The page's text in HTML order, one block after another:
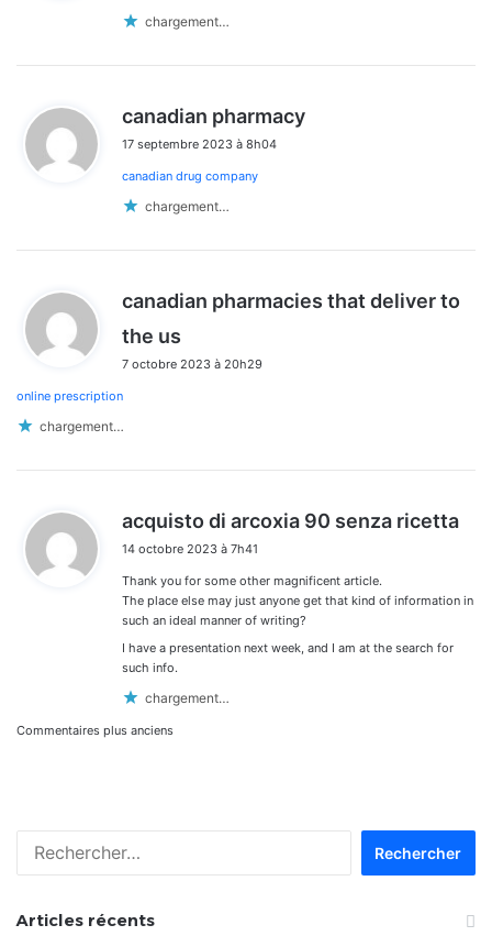
chargement…
canadian pharmacy
17 septembre 2023 à 8h04
canadian drug company
chargement…
canadian pharmacies that deliver to
the us
t
7 octobre 2023 à 20h29
online prescription
chargement…
acquisto di arcoxia 90 senza ricetta
:
14 octobre 2023 à 7h41
Thank you for some other magnificent article.
The place else may just anyone get that kind of information in
such an ideal manner of writing?
I have a presentation next week, and I am at the search for
such info.
chargement…
Navigation
commentaires
Commentaires plus anciens
Articles récents